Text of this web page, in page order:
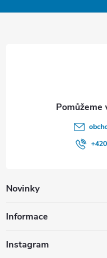
a
Novinky
Informace
Instagram